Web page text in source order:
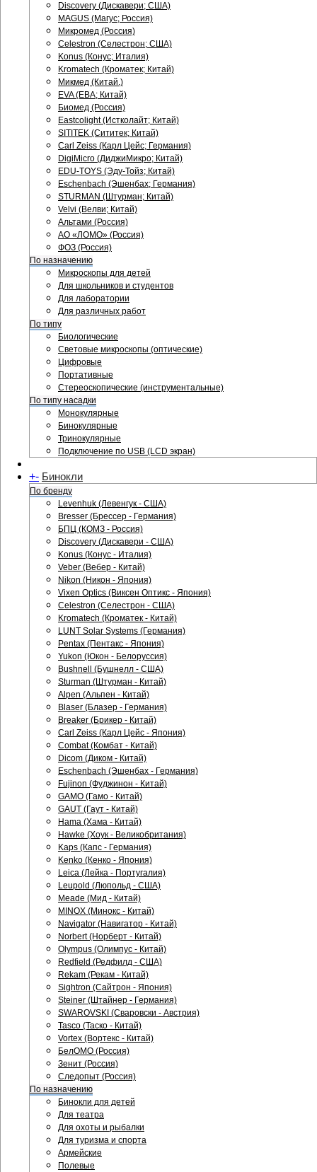
Discovery (Дискавери; США)
MAGUS (Магус; Россия)
Микромед (Россия)
Celestron (Селестрон; США)
Konus (Конус; Италия)
Kromatech (Кроматек; Китай)
Микмед (Китай.)
EVA (ЕВА; Китай)
Биомед (Россия)
Eastcolight (Истколайт; Китай)
SITITEK (Сититек; Китай)
Carl Zeiss (Карл Цейс; Германия)
DigiMicro (ДиджиМикро; Китай)
EDU-TOYS (Эду-Тойз; Китай)
Eschenbach (Эшенбах; Германия)
STURMAN (Штурман; Китай)
Velvi (Велви; Китай)
Альтами (Россия)
АО «ЛОМО» (Россия)
ФОЗ (Россия)
По назначению
Микроскопы для детей
Для школьников и студентов
Для лаборатории
Для различных работ
По типу
Биологические
Световые микроскопы (оптические)
Цифровые
Портативные
Стереоскопические (инструментальные)
По типу насадки
Монокулярные
Бинокулярные
Тринокулярные
Подключение по USB (LCD экран)
+- Бинокли
По бренду
Levenhuk (Левенгук - США)
Bresser (Брессер - Германия)
БПЦ (КОМЗ - Россия)
Discovery (Дискавери - США)
Konus (Конус - Италия)
Veber (Вебер - Китай)
Nikon (Никон - Япония)
Vixen Optics (Виксен Оптикс - Япония)
Celestron (Селестрон - США)
Kromatech (Кроматек - Китай)
LUNT Solar Systems (Германия)
Pentax (Пентакс - Япония)
Yukon (Юкон - Белоруссия)
Bushnell (Бушнелл - США)
Sturman (Штурман - Китай)
Alpen (Альпен - Китай)
Blaser (Блазер - Германия)
Breaker (Брикер - Китай)
Carl Zeiss (Карл Цейс - Япония)
Combat (Комбат - Китай)
Dicom (Диком - Китай)
Eschenbach (Эшенбах - Германия)
Fujinon (Фуджинон - Китай)
GAMO (Гамо - Китай)
GAUT (Гаут - Китай)
Hama (Хама - Китай)
Hawke (Хоук - Великобритания)
Kaps (Капс - Германия)
Kenko (Кенко - Япония)
Leica (Лейка - Португалия)
Leupold (Люпольд - США)
Meade (Мид - Китай)
MINOX (Минокс - Китай)
Navigator (Навигатор - Китай)
Norbert (Норберт - Китай)
Olympus (Олимпус - Китай)
Redfield (Редфилд - США)
Rekam (Рекам - Китай)
Sightron (Сайтрон - Япония)
Steiner (Штайнер - Германия)
SWAROVSKI (Сваровски - Австрия)
Tasco (Таско - Китай)
Vortex (Вортекс - Китай)
БелОМО (Россия)
Зенит (Россия)
Следопыт (Россия)
По назначению
Бинокли для детей
Для театра
Для охоты и рыбалки
Для туризма и спорта
Армейские
Полевые